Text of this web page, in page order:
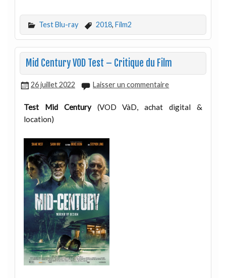
Test Blu-ray 2018, Film2
Mid Century VOD Test – Critique du Film
26 juillet 2022 Laisser un commentaire
Test Mid Century (VOD VàD, achat digital &
location)